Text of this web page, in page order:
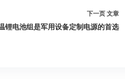
下一页 文章
锂电池组是军用设备定制电源的首选